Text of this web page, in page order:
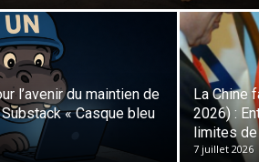
l’avenir du maintien de
« Casque bleu
La Chine
2026) :
limites
7 juillet 2026